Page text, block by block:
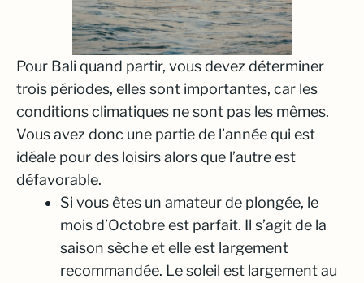
Pour Bali quand partir, vous devez déterminer
trois périodes, elles sont importantes, car les
conditions climatiques ne sont pas les mêmes.
Vous avez donc une partie de l’année qui est
idéale pour des loisirs alors que l’autre est
défavorable.
Si vous êtes un amateur de plongée, le
mois d’Octobre est parfait. Il s’agit de la
saison sèche et elle est largement
recommandée. Le soleil est largement au